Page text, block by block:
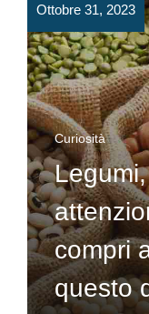
Ottobre 31, 2023
Curiosità
compri
questo